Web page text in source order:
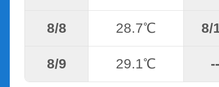
8/8 28.7℃ 8/
8/9 29.1℃ --